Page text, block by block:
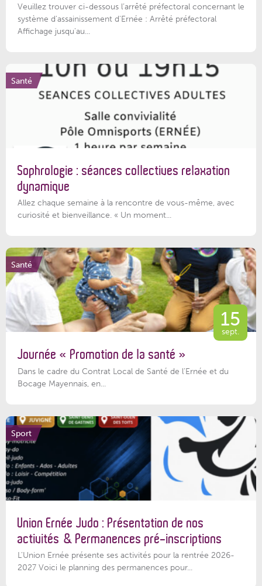
Veuillez trouver ci-dessous l’arrêté préfectoral concernant le
système d'assainissement d'Ernée : Arrêté préfectoral
Affichage jusqu'au...
Santé
Sophrologie : séances collectives relaxation
dynamique
Allez chaque semaine à la rencontre de vous-même, avec
curiosité et bienveillance. « Un moment...
Santé
15
sept.
Journée « Promotion de la santé »
Dans le cadre du Contrat Local de Santé de l’Ernée et du
Bocage Mayennais, en...
Sport
Union Ernée Judo : Présentation de nos
activités & Permanences pré-inscriptions
L'Union Ernée présente ses activités pour la rentrée 2026-
2027 Voici le planning des permanences pour...